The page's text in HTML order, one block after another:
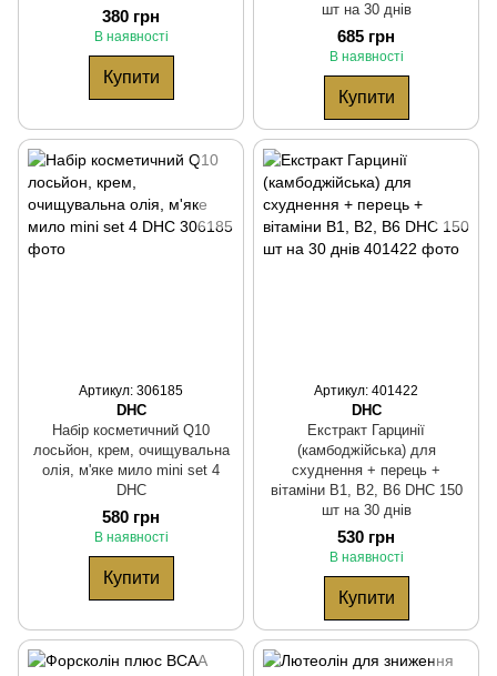
380 грн
В наявності
Купити
шт на 30 днів
685 грн
В наявності
Купити
Артикул: 306185
DHC
Набір косметичний Q10
лосьйон, крем, очищувальна
олія, м'яке мило mini set 4
DHC
580 грн
В наявності
Купити
Артикул: 401422
DHC
Екстракт Гарцинії
(камбоджійська) для
схуднення + перець +
вітаміни В1, В2, В6 DHC 150
шт на 30 днів
530 грн
В наявності
Купити